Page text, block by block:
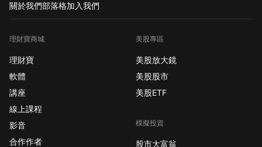
關於我們部落格加入我們
理財寶商城
理財寶
軟體
講座
線上課程
影音
合作作者
美股專區
美股放大鏡
美股股市
美股ETF
模擬投資
股市大富翁